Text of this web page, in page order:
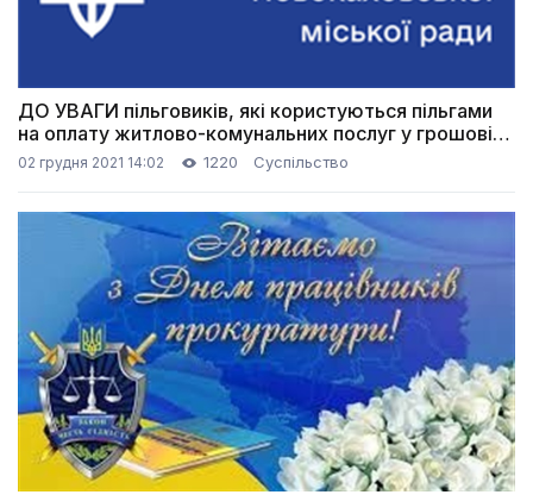
ДО УВАГИ пільговиків, які користуються пільгами
на оплату житлово-комунальних послуг у грошовій
безготівковій формі
02 грудня 2021 14:02 1220 Суспільство